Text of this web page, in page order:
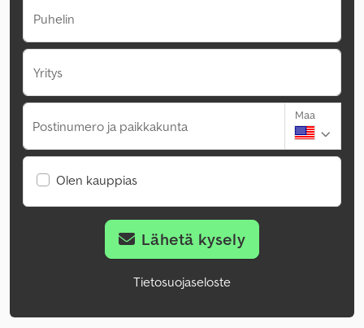
Puhelin
Yritys
Postinumero ja paikkakunta
Maa
Olen kauppias
Lähetä kysely
Tietosuojaseloste